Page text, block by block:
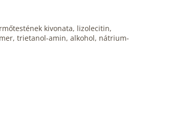
kivonata, lizolecitin,
trietanol-amin, alkohol, nátrium-